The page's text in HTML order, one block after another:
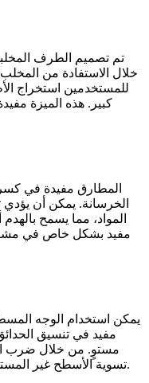
تم تصميم الطرف
خلال الاستفادة من
للمستخدمين استخراج
كبير. هذه الميزة
المطارق مفيدة في كسر
الخرسانة. يمكن أن
المواد، مما يسمح
مفيد بشكل خاص في
يمكن استخدام الوجه
مفيد في تنسيق
مستوٍ. من خلال ضرب
تسوية الأسطح غير المستوية، وإعدادها لمزيد من البناء أو الزراعة.